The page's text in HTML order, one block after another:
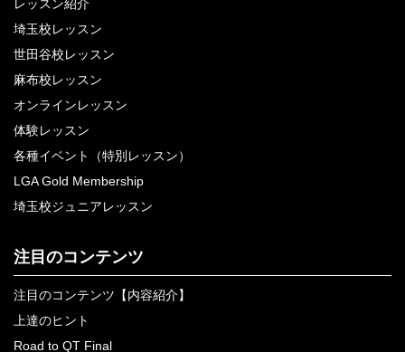
レッスン紹介
埼玉校レッスン
世田谷校レッスン
麻布校レッスン
オンラインレッスン
体験レッスン
各種イベント（特別レッスン）
LGA Gold Membership
埼玉校ジュニアレッスン
注目のコンテンツ
注目のコンテンツ【内容紹介】
上達のヒント
Road to QT Final